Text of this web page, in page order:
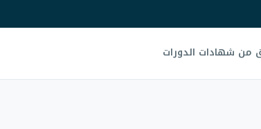
من شهادات الدورات